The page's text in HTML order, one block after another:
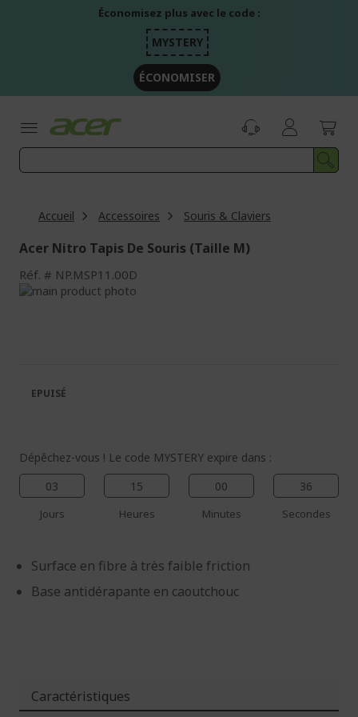
Économisez plus avec le code :
MYSTERY
ÉCONOMISER
Accueil Accessoires Souris & Claviers
Acer Nitro Tapis De Souris (Taille M)
Réf. NP.MSP11.00D
Passer
galerie
d’images
Galerie
d’images
Dépêchez-vous ! Le code MYSTERY expire dans :
03
Jours
15
Heures
00
Minutes
36
Secondes
Surface en fibre à très faible friction
Base antidérapante en caoutchouc
EPUISÉ
Caractéristiques